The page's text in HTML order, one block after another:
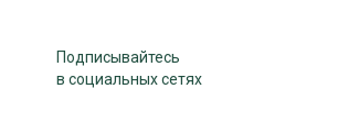
Подписывайтесь
в социальных сетях